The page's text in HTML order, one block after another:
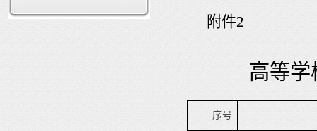
附件2
高等学
序号